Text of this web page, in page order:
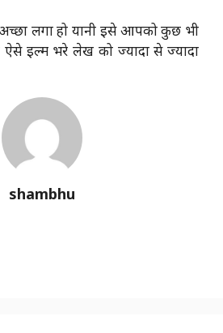
लगा हो यानी इसे आपको कुछ भी
ऐसे इल्म भरे लेख को ज्यादा से ज्यादा
shambhu